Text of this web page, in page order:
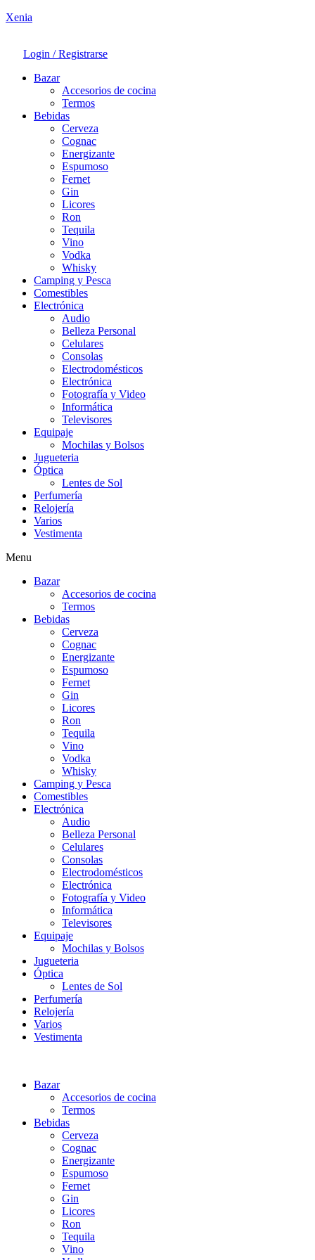
Xenia
Login / Registrarse
Bazar
Accesorios de cocina
Termos
Bebidas
Cerveza
Cognac
Energizante
Espumoso
Fernet
Gin
Licores
Ron
Tequila
Vino
Vodka
Whisky
Camping y Pesca
Comestibles
Electrónica
Audio
Belleza Personal
Celulares
Consolas
Electrodomésticos
Electrónica
Fotografía y Video
Informática
Televisores
Equipaje
Mochilas y Bolsos
Jugueteria
Óptica
Lentes de Sol
Perfumería
Relojería
Varios
Vestimenta
Menu
Bazar
Accesorios de cocina
Termos
Bebidas
Cerveza
Cognac
Energizante
Espumoso
Fernet
Gin
Licores
Ron
Tequila
Vino
Vodka
Whisky
Camping y Pesca
Comestibles
Electrónica
Audio
Belleza Personal
Celulares
Consolas
Electrodomésticos
Electrónica
Fotografía y Video
Informática
Televisores
Equipaje
Mochilas y Bolsos
Jugueteria
Óptica
Lentes de Sol
Perfumería
Relojería
Varios
Vestimenta
Bazar
Accesorios de cocina
Termos
Bebidas
Cerveza
Cognac
Energizante
Espumoso
Fernet
Gin
Licores
Ron
Tequila
Vino